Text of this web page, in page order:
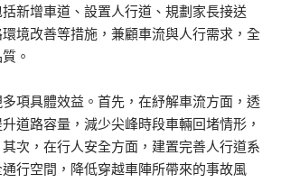
新增車道、設置人行道、規劃家長接送
境改善等措施，兼顧車流與人行需求，全
。
項具體效益。首先，在紓解車流方面，透
道路容量，減少尖峰時段車輛回堵情形，
次，在行人安全方面，建置完善人行道系
行空間，降低穿越車陣所帶來的事故風